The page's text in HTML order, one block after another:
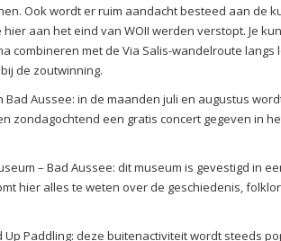
Ook wordt er ruim aandacht besteed aan de
hier aan het eind van WOII werden verstopt. Je
combineren met de Via Salis-wandelroute langs
de zoutwinning.
Bad Aussee: in de maanden juli en augustus
zondagochtend een gratis concert gegeven in
– Bad Aussee: dit museum is gevestigd in
hier alles te weten over de geschiedenis,
Up Paddling: deze buitenactiviteit wordt steeds